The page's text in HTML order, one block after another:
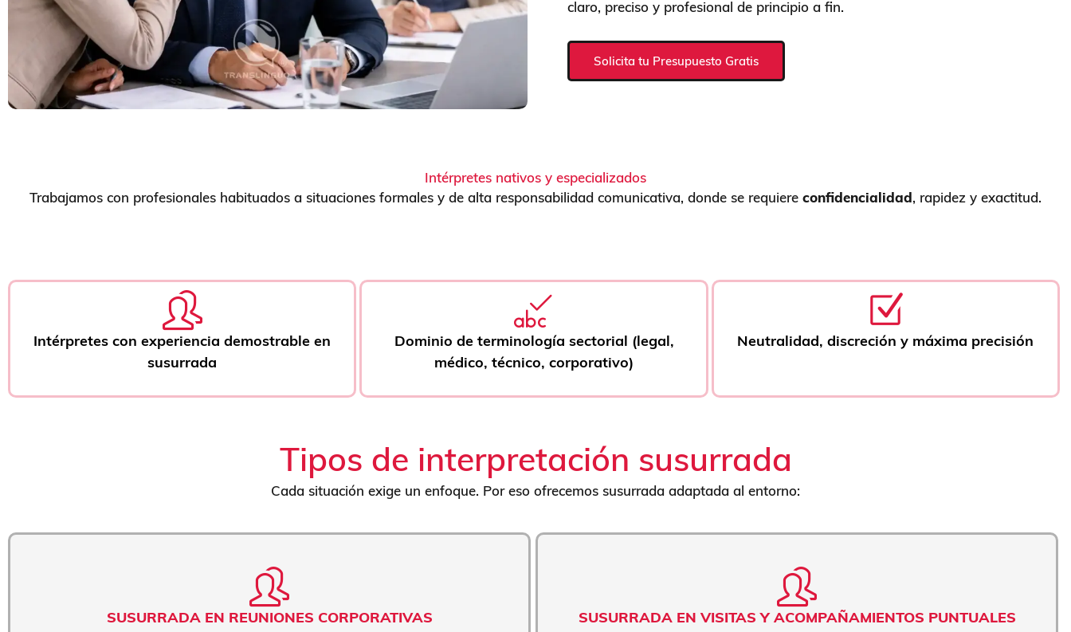
claro, preciso y profesional de principio a fin.
Solicita tu Presupuesto Gratis
Intérpretes nativos y especializados
Trabajamos con profesionales habituados a situaciones formales y de alta responsabilidad comunicativa, donde se requiere confidencialidad, rapidez y exactitud.
Intérpretes con experiencia demostrable en
susurrada
Dominio de terminología sectorial (legal,
médico, técnico, corporativo)
Neutralidad, discreción y máxima precisión
Tipos de interpretación susurrada
Cada situación exige un enfoque. Por eso ofrecemos susurrada adaptada al entorno:
SUSURRADA EN REUNIONES CORPORATIVAS SUSURRADA EN VISITAS Y ACOMPAÑAMIENTOS PUNTUALES